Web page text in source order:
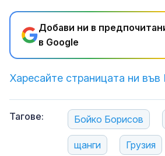
Добави ни в
в Google
Харесайте страницата ни във
Тагове: Бойко Борисов
щанги Грузия